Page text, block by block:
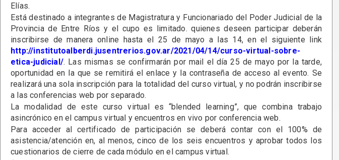
Elías.
Está destinado a integrantes de Magistratura y Funcionariado del Poder Judicial de la
Provincia de Entre Ríos y el cupo es limitado. quienes deseen participar deberán
inscribirse de manera online hasta el 25 de mayo a las 14, en el siguiente link
http://institutoalberdi.jusentrerios.gov.ar/2021/04/14/curso-virtual-sobre-
etica-judicial/. Las mismas se confirmarán por mail el día 25 de mayo por la tarde,
oportunidad en la que se remitirá el enlace y la contraseña de acceso al evento. Se
realizará una sola inscripción para la totalidad del curso virtual, y no podrán inscribirse
a las conferencias web por separado.
La modalidad de este curso virtual es “blended learning”, que combina trabajo
asincrónico en el campus virtual y encuentros en vivo por conferencia web.
Para acceder al certificado de participación se deberá contar con el 100% de
asistencia/atención en, al menos, cinco de los seis encuentros y aprobar todos los
cuestionarios de cierre de cada módulo en el campus virtual.